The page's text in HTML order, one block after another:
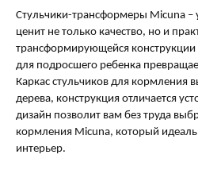
Стульчики-трансформеры Micuna –
ценит не только качество, но и
трансформирующейся конструкции
для подросшего ребенка
Каркас стульчиков для кормления
дерева, конструкция отличается
дизайн позволит вам без труда
кормления Micuna, который
интерьер.